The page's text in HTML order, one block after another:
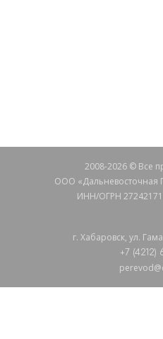
2008-2026 © Все
ООО «Дальневосточная
ИНН/ОГРН
г. Хабаровск, ул.
+7 (4212)